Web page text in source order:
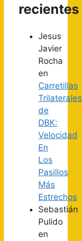
recientes
Jesus
Javier
Rocha
en
Carretillas
Trilaterales
de
DBK:
Velocidad
En
Los
Pasillos
Más
Estrechos
Sebastián
Pulido
en